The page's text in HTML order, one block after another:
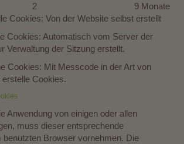
2
9 Monate
Cookies: Von der Website selbst erstellt
Cookies: Automatisch vom Server der
Verwaltung der Sitzung erstellt.
Cookies: Mit Messcode in der Art von
Cookies.
Anwendung von einigen oder allen
muss dieser entsprechende
benutzten Browser vornehmen. Die